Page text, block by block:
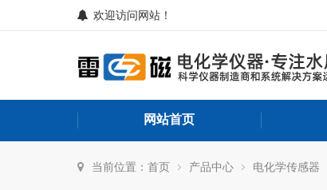
欢迎访问网站！
网站首页
当前位置： 首页 产品中心 电化学传感器